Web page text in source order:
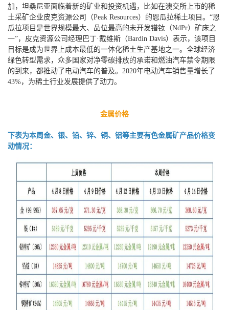
加，坦桑尼亚面临着新的矿业和投资机遇，比如在澳交所上市的稀
土采矿企业皮克资源公司（Peak Resources）的恩瓜拉稀土项目。“恩
瓜拉项目是世界规模最大、品位最高的未开发镨钕（NdPr）矿床之
一”，皮克资源公司经理巴丁·戴维斯（Bardin Davis）表示，该项目
目标是成为世界上成本最低的一体化稀土生产基地之一。全球经济
绿色转型需求，众多国家对净零碳排放的承诺和燃油汽车禁令期限
的到来，都推动了电动汽车的普及。2020年电动汽车销售量增长了
43%，为稀土行业发展提供了动力。
金属价格
下表为本周金、银、铅、锌、铜、铝等主要有色金属矿产品价格变
动情况：